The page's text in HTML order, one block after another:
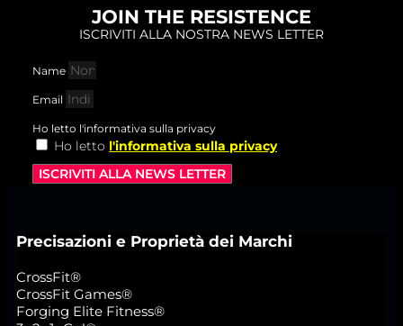
JOIN THE RESISTENCE
ISCRIVITI ALLA NOSTRA NEWS LETTER
Name
Email
Ho letto l'informativa sulla privacy
Ho letto l'informativa sulla privacy
ISCRIVITI ALLA NEWS LETTER
Precisazioni e Proprietà dei Marchi
CrossFit®
CrossFit Games®
Forging Elite Fitness®